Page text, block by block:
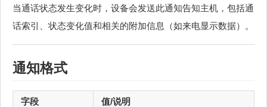
当通话状态发生变化时，设备会发送此通知告知主机，包括通
话索引、状态变化值和相关的附加信息（如来电显示数据）。
通知格式
字段 值/说明